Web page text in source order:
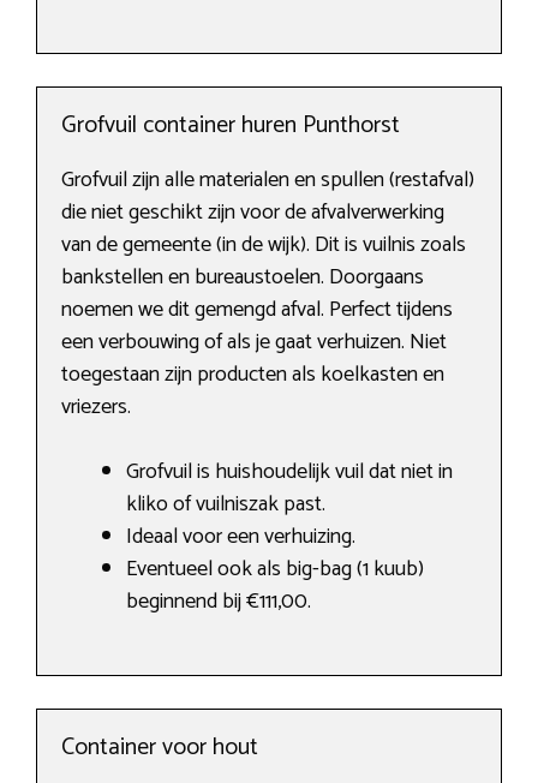
Grofvuil container huren Punthorst
Grofvuil zijn alle materialen en spullen (restafval)
die niet geschikt zijn voor de afvalverwerking
van de gemeente (in de wijk). Dit is vuilnis zoals
bankstellen en bureaustoelen. Doorgaans
noemen we dit gemengd afval. Perfect tijdens
een verbouwing of als je gaat verhuizen. Niet
toegestaan zijn producten als koelkasten en
vriezers.
Grofvuil is huishoudelijk vuil dat niet in
kliko of vuilniszak past.
Ideaal voor een verhuizing.
Eventueel ook als big-bag (1 kuub)
beginnend bij €111,00.
Container voor hout